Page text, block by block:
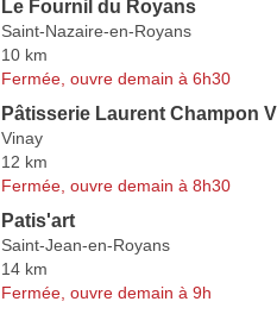
Le Fournil du Royans
Saint-Nazaire-en-Royans
10 km
Fermée, ouvre demain à 6h30
Pâtisserie Laurent Champon
Vinay
12 km
Fermée, ouvre demain à 8h30
Patis'art
Saint-Jean-en-Royans
14 km
Fermée, ouvre demain à 9h